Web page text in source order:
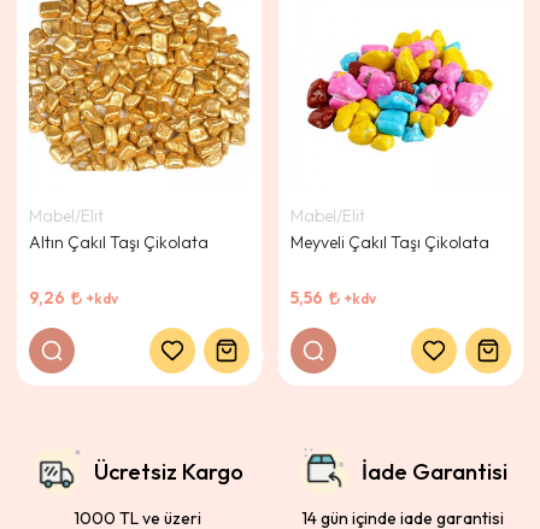
Mabel/Elit
Altın Çakıl Taşı Çikolata
9,26 +kdv
Mabel/Elit
Meyveli Çakıl Taşı Çikolata
5,56 +kdv
Ücretsiz Kargo
1000 TL ve üzeri
İade Garantisi
14 gün içinde iade garantisi